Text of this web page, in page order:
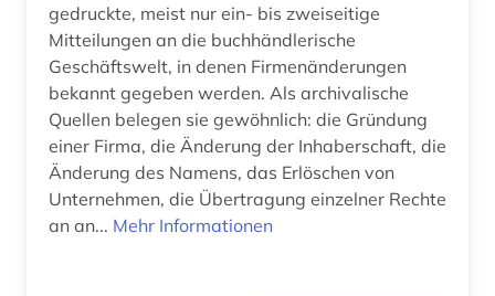
gedruckte, meist nur ein- bis zweiseitige
Mitteilungen an die buchhändlerische
Geschäftswelt, in denen Firmenänderungen
bekannt gegeben werden. Als archivalische
Quellen belegen sie gewöhnlich: die Gründung
einer Firma, die Änderung der Inhaberschaft, die
Änderung des Namens, das Erlöschen von
Unternehmen, die Übertragung einzelner Rechte
an an... Mehr Informationen